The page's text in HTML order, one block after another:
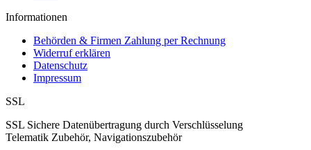
Informationen
Behörden & Firmen Zahlung per Rechnung
Widerruf erklären
Datenschutz
Impressum
SSL
SSL Sichere Datenübertragung durch Verschlüsselung
Telematik Zubehör, Navigationszubehör